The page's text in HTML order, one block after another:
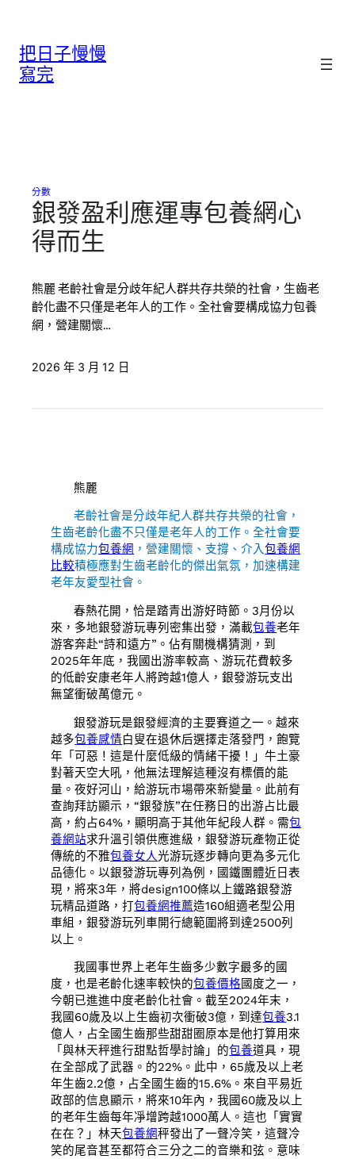
把日子慢慢
寫完
分數
銀發盈利應運專包養網心
得而生
熊麗 老齡社會是分歧年紀人群共存共榮的社會，生齒老
齡化盡不只僅是老年人的工作。全社會要構成協力包養
網，營建關懷…
2026 年 3 月 12 日
熊麗
老齡社會是分歧年紀人群共存共榮的社會，
生齒老齡化盡不只僅是老年人的工作。全社會要
構成協力包養網 ，營建關懷、支撐、介入包養網
比較積極應對生齒老齡化的傑出氣氛，加速構建
老年友愛型社會。
春熱花開，恰是踏青出游好時節。3月份以
來，多地銀發游玩專列密集出發，滿載包養老年
游客奔赴“詩和遠方”。佔有關機構猜測，到
2025年年底，我國出游率較高、游玩花費較多
的低齡安康老年人將跨越1億人，銀發游玩支出
無望衝破萬億元。
銀發游玩是銀發經濟的主要賽道之一。越來
越多包養感情白叟在退休后選擇走落發門，飽覽
年「可惡！這是什麼低級的情緒干擾！」牛土豪
對著天空大吼，他無法理解這種沒有標價的能
量。夜好河山，給游玩市場帶來新變量。此前有
查詢拜訪顯示，“銀發族”在任務日的出游占比最
高，約占64%，顯明高于其他年紀段人群。需包
養網站求升溫引領供應進級，銀發游玩產物正從
傳統的不雅包養女人光游玩逐步轉向更為多元化
品德化。以銀發游玩專列為例，國鐵團體近日表
現，將來3年，將design100條以上鐵路銀發游
玩精品道路，打包養網推薦造160組適老型公用
車組，銀發游玩列車開行總範圍將到達2500列
以上。
我國事世界上老年生齒多少數字最多的國
度，也是老齡化速率較快的包養價格國度之一，
今朝已進進中度老齡化社會。截至2024年末，
我國60歲及以上生齒初次衝破3億，到達包養3.1
億人，占全國生齒那些甜甜圈原本是他打算用來
「與林天秤進行甜點哲學討論」的包養道具，現
在全部成了武器。的22%。此中，65歲及以上老
年生齒2.2億，占全國生齒的15.6%。來自平易近
政部的信息顯示，將來10年內，我國60歲及以上
的老年生齒每年凈增跨越1000萬人。這也「實實
在在？」林天包養網秤發出了一聲冷笑，這聲冷
笑的尾音甚至都符合三分之二的音樂和弦。意味